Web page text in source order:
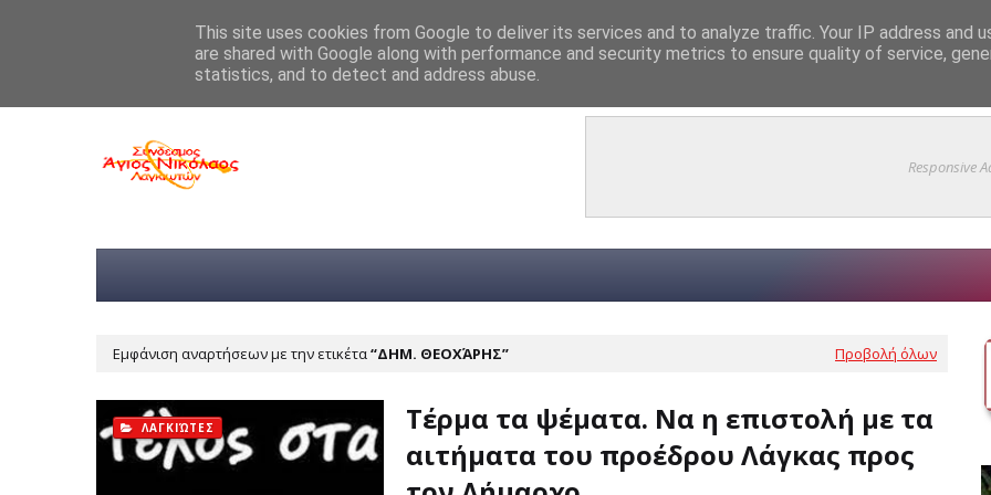
Ευχαριστήριο Συνδέσμου Λαγκιωτών (βίντεο) ΛΆΓΚΑ
Responsive
Εμφάνιση αναρτήσεων με την ετικέτα ΔΗΜ. ΘΕΟΧΆΡΗΣ Προβολή όλων
ΛΑΓΚΙΏΤΕΣ
Tέρμα τα ψέματα. Να η επιστολή με τα
αιτήματα του προέδρου Λάγκας προς
This site uses cookies from Google to deliver its services and to analyze traffic. Your IP address and
are shared with Google along with performance and security metrics to ensure quality of service,
statistics, and to detect and address abuse.